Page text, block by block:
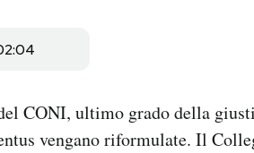
CONI, ultimo grado della
vengano riformulate. Il